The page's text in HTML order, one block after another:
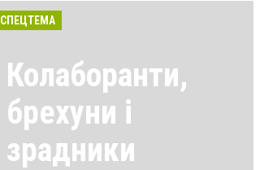
СПЕЦТЕМА
Колаборанти,
брехуни і
зрадники